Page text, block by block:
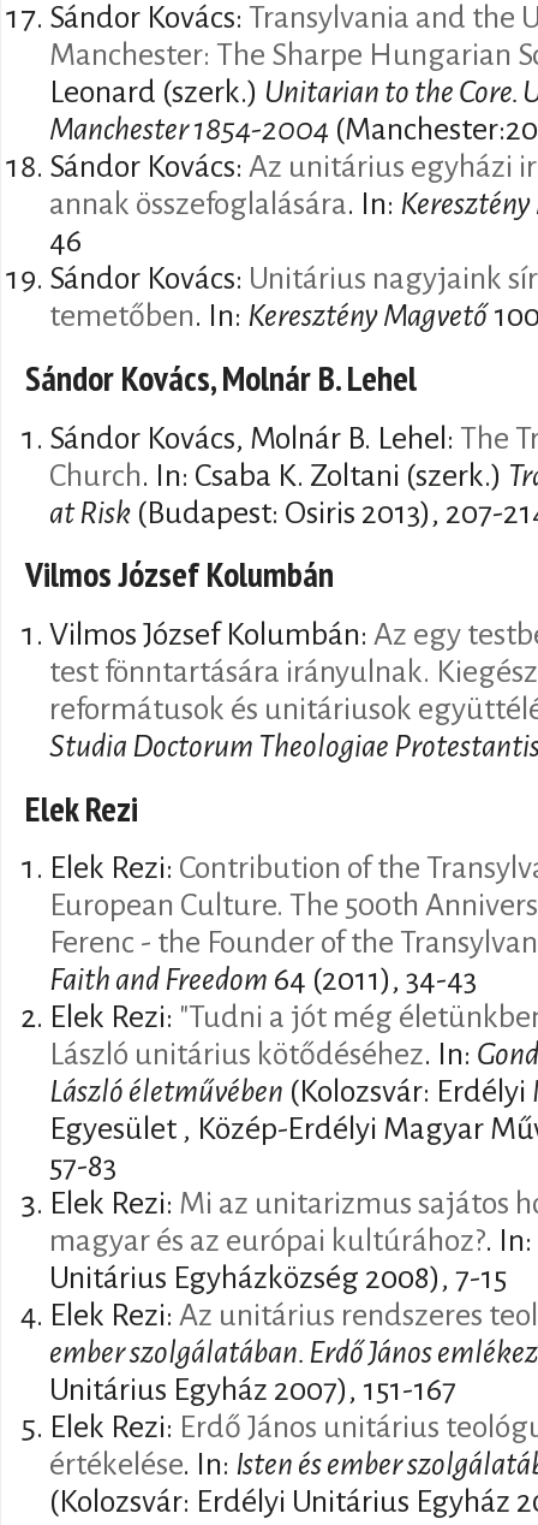
Sándor Kovács: Transylvania and the
Manchester: The Sharpe Hungarian
Leonard (szerk.) Unitarian to the Core.
Manchester 1854-2004
Sándor Kovács: Az unitárius egyházi
annak összefoglalására. In:
46
Sándor Kovács: Unitárius nagyjaink
temetőben. In: Keresztény Magvető
Sándor Kovács, Molnár B. Lehel
Sándor Kovács, Molnár B. Lehel: The
Church. In: Csaba K. Zoltani (szerk.)
at Risk (Budapest: Osiris 2013), 207-
Vilmos József Kolumbán
Vilmos József Kolumbán: Az egy
test fönntartására irányulnak.
reformátusok és unitáriusok
Studia Doctorum Theologiae
Elek Rezi
Elek Rezi: Contribution of the
European Culture. The 500th
Ferenc - the Founder of the
Faith and Freedom 64 (2011), 34-43
Elek Rezi: "Tudni a jót még
László unitárius kötődéséhez. In:
László életművében (Kolozsvár:
Egyesület , Közép-Erdélyi Magyar
57-83
Elek Rezi: Mi az unitarizmus sajátos
magyar és az európai kultúrához?.
Unitárius Egyházközség 2008), 7-15
Elek Rezi: Az unitárius rendszeres
ember szolgálatában. Erdő János
Unitárius Egyház 2007), 151-167
Elek Rezi: Erdő János unitárius
értékelése. In: Isten és ember
(Kolozsvár: Erdélyi Unitárius Egyház